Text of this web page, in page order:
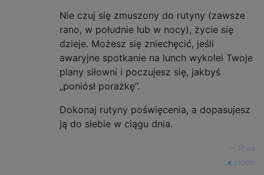
Nie czuj się zmuszony do rutyny (zawsze
rano, w południe lub w nocy), życie się
dzieje. Możesz się zniechęcić, jeśli
awaryjne spotkanie na lunch wykolei Twoje
plany siłowni i poczujesz się, jakbyś
„poniósł porażkę”.
Dokonaj rutyny poświęcenia, a dopasujesz
ją do siebie w ciągu dnia.
Rhea
źródło